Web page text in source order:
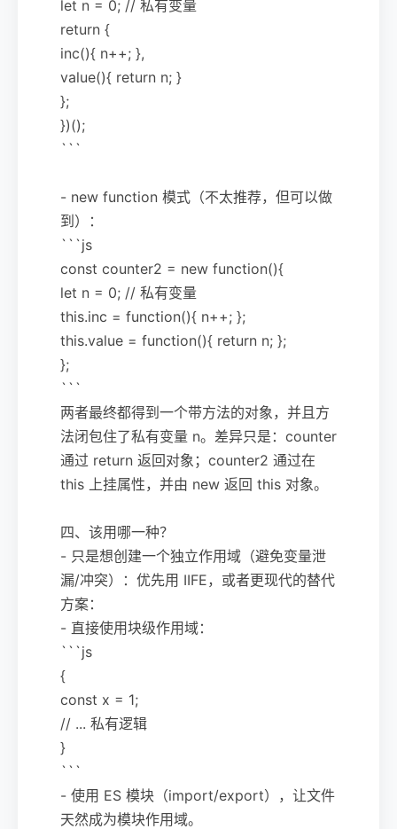
let n = 0; // 私有变量
return {
inc(){ n++; },
value(){ return n; }
};
})();
```
- new function 模式（不太推荐，但可以做
到）：
```js
const counter2 = new function(){
let n = 0; // 私有变量
this.inc = function(){ n++; };
this.value = function(){ return n; };
};
```
两者最终都得到一个带方法的对象，并且方
法闭包住了私有变量 n。差异只是：counter
通过 return 返回对象；counter2 通过在
this 上挂属性，并由 new 返回 this 对象。
四、该用哪一种？
- 只是想创建一个独立作用域（避免变量泄
漏/冲突）：优先用 IIFE，或者更现代的替代
方案：
- 直接使用块级作用域：
```js
{
const x = 1;
// ... 私有逻辑
}
```
- 使用 ES 模块（import/export），让文件
天然成为模块作用域。